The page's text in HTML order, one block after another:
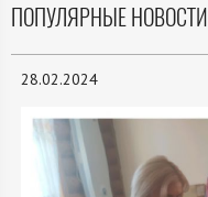
ПОПУЛЯРНЫЕ НОВОСТИ
28.02.2024